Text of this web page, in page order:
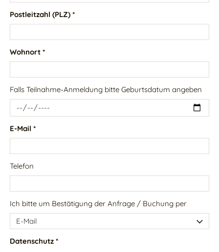
Postleitzahl (PLZ) *
Wohnort *
Falls Teilnahme-Anmeldung bitte Geburtsdatum angeben
E-Mail *
Telefon
Ich bitte um Bestätigung der Anfrage / Buchung per
Datenschutz *